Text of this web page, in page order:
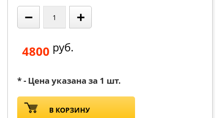
− +
4800 руб.
* - Цена указана за 1 шт.
В КОРЗИНУ